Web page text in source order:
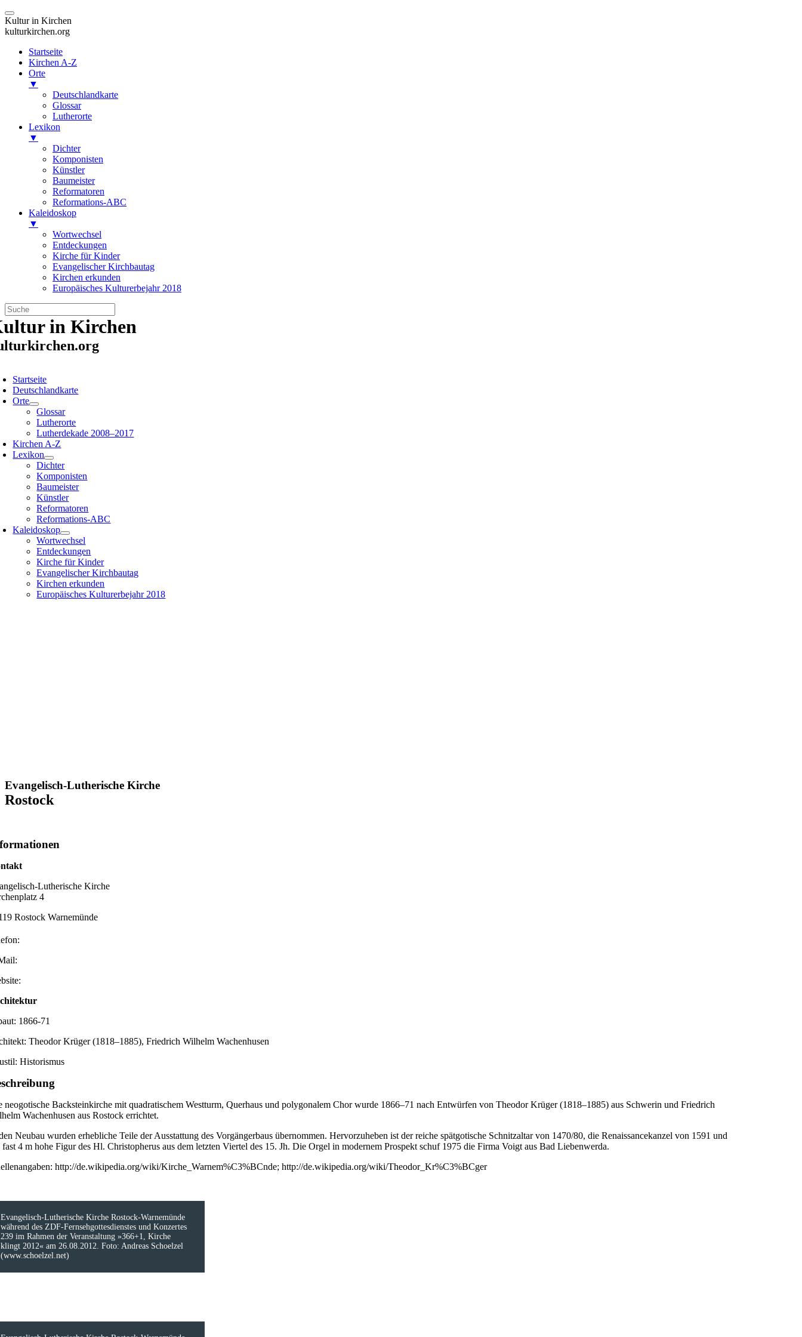
Kultur in Kirchen
kulturkirchen.org
Startseite
Kirchen A-Z
Orte
▼
Deutschlandkarte
Glossar
Lutherorte
Lexikon
▼
Dichter
Komponisten
Künstler
Baumeister
Reformatoren
Reformations-ABC
Kaleidoskop
▼
Wortwechsel
Entdeckungen
Kirche für Kinder
Evangelischer Kirchbautag
Kirchen erkunden
Europäisches Kulturerbejahr 2018
Zum
Inhalt
springen
in Kirchen
Startseite
Deutschlandkarte
Orte
Glossar
Lutherorte
Lutherdekade 2008–2017
Kirchen A-Z
Lexikon
Dichter
Komponisten
Baumeister
Künstler
Reformatoren
Reformations-ABC
Kaleidoskop
Wortwechsel
Entdeckungen
Kirche für Kinder
Evangelischer Kirchbautag
Kirchen erkunden
Europäisches Kulturerbejahr 2018
Evangelisch-Lutherische Kirche
Rostock
Lutherische Kirche
4
Rostock Warnemünde
1866-71
Theodor Krüger (1818–1885), Friedrich Wilhelm Wachenhusen
Historismus
neogotische Backsteinkirche mit quadratischem Westturm, Querhaus und polygonalem Chor wurde 1866–71 nach Entwürfen von Theodor Krüger (1818–1885) aus Schwerin und Friedrich
Wachenhusen aus Rostock errichtet.
Neubau wurden erhebliche Teile der Ausstattung des Vorgängerbaus übernommen. Hervorzuheben ist der reiche spätgotische Schnitzaltar von 1470/80, die Renaissancekanzel von 1591 und
fast 4 m hohe Figur des Hl. Christopherus aus dem letzten Viertel des 15. Jh. Die Orgel in modernem Prospekt schuf 1975 die Firma Voigt aus Bad Liebenwerda.
http://de.wikipedia.org/wiki/Kirche_Warnem%C3%BCnde; http://de.wikipedia.org/wiki/Theodor_Kr%C3%BCger
Evangelisch-Lutherische Kirche Rostock-Warnemünde
während des ZDF-Fernsehgottesdienstes und Konzertes
239 im Rahmen der Veranstaltung »366+1, Kirche
klingt 2012« am 26.08.2012. Foto: Andreas Schoelzel
(www.schoelzel.net)